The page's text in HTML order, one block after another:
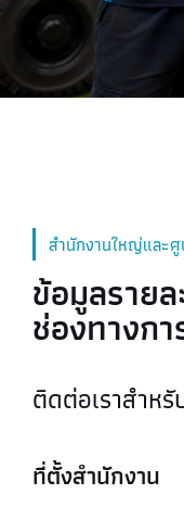
สำนักงานใหญ่และศู
ข้อมูลราย
ช่องทางก
ติดต่อเราสำห
ที่ตั้งสำนักงาน